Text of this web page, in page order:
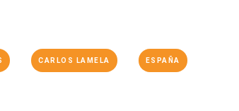
CARLOS LAMELA ESPAÑA